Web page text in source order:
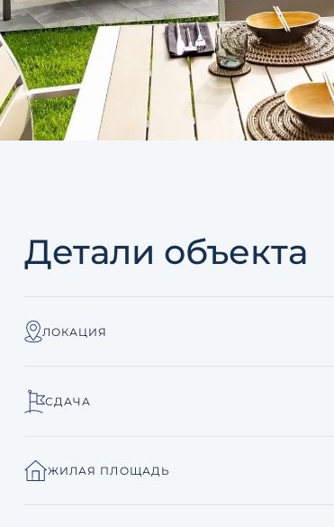
Детали объекта
ЛОКАЦИЯ
СДАЧА
ЖИЛАЯ ПЛОЩАДЬ